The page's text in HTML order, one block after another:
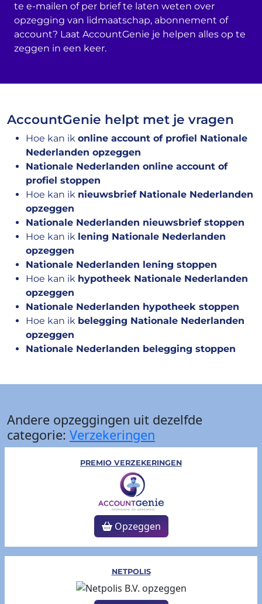
te e-mailen of per brief te laten weten over
opzegging van lidmaatschap, abonnement of
account? Laat AccountGenie je helpen alles op te
zeggen in een keer.
AccountGenie helpt met je vragen
Hoe kan ik online account of profiel Nationale
Nederlanden opzeggen
Nationale Nederlanden online account of
profiel stoppen
Hoe kan ik nieuwsbrief Nationale Nederlanden
opzeggen
Nationale Nederlanden nieuwsbrief stoppen
Hoe kan ik lening Nationale Nederlanden
opzeggen
Nationale Nederlanden lening stoppen
Hoe kan ik hypotheek Nationale Nederlanden
opzeggen
Nationale Nederlanden hypotheek stoppen
Hoe kan ik belegging Nationale Nederlanden
opzeggen
Nationale Nederlanden belegging stoppen
Andere opzeggingen uit dezelfde
categorie: Verzekeringen
PREMIO VERZEKERINGEN
Opzeggen
NETPOLIS